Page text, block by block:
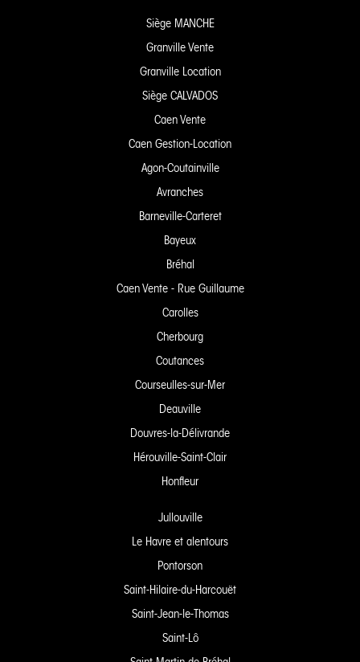
Siège MANCHE
Granville Vente
Granville Location
Siège CALVADOS
Caen Vente
Caen Gestion-Location
Agon-Coutainville
Avranches
Barneville-Carteret
Bayeux
Bréhal
Caen Vente - Rue Guillaume
Carolles
Cherbourg
Coutances
Courseulles-sur-Mer
Deauville
Douvres-la-Délivrande
Hérouville-Saint-Clair
Honfleur
Jullouville
Le Havre et alentours
Pontorson
Saint-Hilaire-du-Harcouët
Saint-Jean-le-Thomas
Saint-Lô